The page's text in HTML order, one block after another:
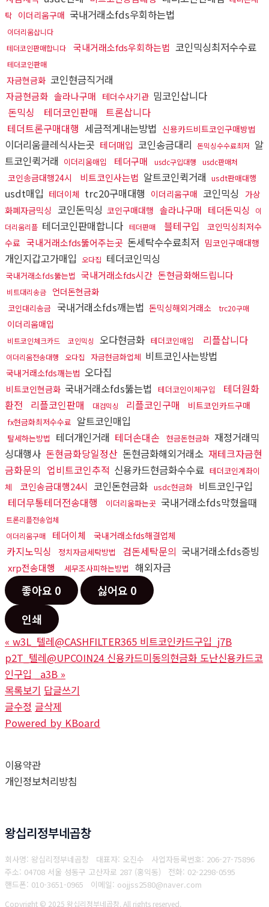
탁 이더리움구매 국내거래소fds우회하는법
이더리움삽니다
테더코인판매합니다
국내거래소fds우회하는법 코인믹싱최저수수료
테더코인판매
자금현금화 코인현금직거래
자금현금화 솔라나구매 테더수사기관 밈코인삽니다
돈믹싱
테더코인판매
트론삽니다
테더트론구매대행 세금적게내는방법 신용카드비트코인구매방법
이더리움클레식사는곳 테더매입 코인송금대리 돈믹싱수수료최저 알
트코인퀵거래 이더리움매입 테더구매 usdc구입대행 usdc판매처
코인송금대행24시 비트코인사는법 알트코인퀵거래 usdt판매대행
usdt매입 테더이체 trc20구매대행 이더리움구매 코인믹싱
가상
화폐자금믹싱 코인돈믹싱 코인구매대행 솔라나구매 테더돈믹싱
이
더리움리플 테더코인판매합니다 테더판매 블테구입
코인믹싱최저수
수료 국내거래소fds뚫어주는곳 돈세탁수수료최저 밈코인구매대행
개인지갑고가매입 오다집 테더코인믹싱
국내거래소fds뚫는법 국내거래소fds시간 돈현금화해드립니다
비트대리송금 언더돈현금화
코인대리송금 국내거래소fds깨는법 돈믹싱해외거래소 trc20구매
이더리움매입
비트코인체크카드 코인믹싱 오다현금화 테더코인매입 리플삽니다
이더리움전송대행 오다집 자금현금화업체 비트코인사는방법
국내거래소fds깨는법 오다집
비트코인현금화 국내거래소fds뚫는법 테더코인이체구입
테더원화
환전
리플코인판매 대검믹싱 리플코인구매 비트코인카드구매
fx현금화최저수수료 알트코인매입
탈세하는방법 테더개인거래 테더손대손 현금돈현금화 재정거래믹
싱대행사 돈현금화당일정산 돈현금화해외거래소 재테크자금현
금화문의 업비트코인추적 신용카드현금화수수료 테더코인계좌이
체
코인송금대행24시 코인돈현금화 usdc현금화 비트코인구입
테더무통테더전송대행
이더리움파는곳 국내거래소fds막혔을때
트론리플전송업체
이더리움구매
테더이체 국내거래소fds해결업체
카지노믹싱 정치자금세탁방법 검돈세탁문의 국내거래소fds증빙
xrp전송대행 세무조사피하는방법 해외자금
좋아요 0 싫어요 0
인쇄
« w3L_텔레@CASHFILTER365 비트코인카드구입_j7B
p2T_텔레@UPCOIN24 신용카드미동의현금화 도난신용카드코
인구입 _a3B »
목록보기 답글쓰기
글수정 글삭제
Powered by KBoard
이용약관
개인정보처리방침
왕십리정부네곱창
회사명: 왕십리정부네곱창 대표자: 오진수 사업자등록번호: 206-27-75896
주소: 04708 서울 성동구 고산자로 287 (홍익동) 전화: 02-2298-0595
핸드폰: 010-3651-0965
이메일: oojjss2580@naver.com
Copyright © 2025 왕십리정부네곱창. All rights reserved.